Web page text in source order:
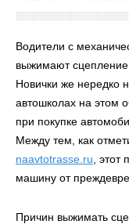
Водители с
выжимают
Новички же нередко
автошколах на этом
при покупке
Между тем, как
naavtotrasse.ru ,
машину от
Причин выжимать